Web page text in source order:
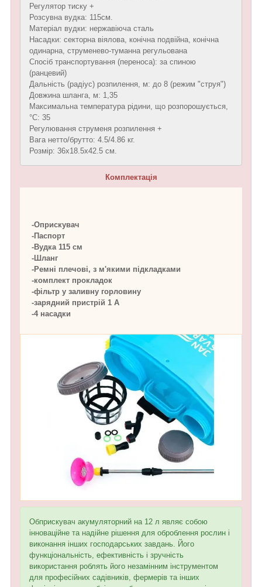
Регулятор тиску +
Розсувна вудка: 115см.
Матеріал вудки: нержавіюча сталь
Насадки: секторна віялова, конічна подвійна, конічна
одинарна, струменево-туманна регульована
Спосіб транспортування (переноса): за спиною
(ранцевий)
Дальність (радіус) розпилення, м: до 8 (режим "струя")
Довжина шланга, м: 1,35
Максимальна температура рідини, що розпорошується,
°C: 35
Регулювання струменя розпилення +
Вага нетто/брутто: 4.5/4.86 кг.
Розмір: 36х18.5х42.5 см.
Комплектація
-Оприскувач
-Паспорт
-Вудка 115 см
-Шланг
-Ремні плечові, з м'якими підкладками
-комплект прокладок
-фільтр у заливну горловину
-зарядний пристрій 1 А
-4 насадки
Обприскувач акумуляторний на 12 л являє собою
інноваційне та надійне рішення для оброблення рослин і
виконання інших господарських завдань. Його
функціональність, ефективність і зручність
використання роблять його незамінним інструментом
для професійних садівників, фермерів та інших